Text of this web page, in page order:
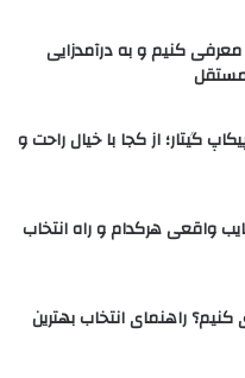
کنیم و به درآمدزایی
مستقل
گیتار؛ از کجا با خیال راحت و
واقعی هرکدام و راه انتخاب
راهنمای انتخاب بهترین